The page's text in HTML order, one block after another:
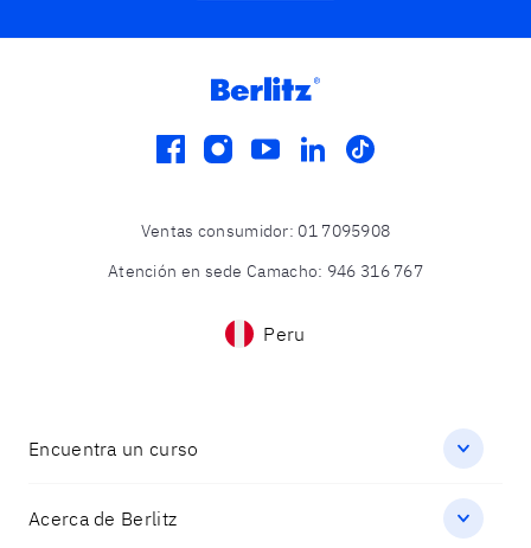
facebook
instagram
youtube
linkedin
tiktok
Ventas consumidor: 01 7095908
Atención en sede Camacho: 946 316 767
Peru
Encuentra un curso
Acerca de Berlitz